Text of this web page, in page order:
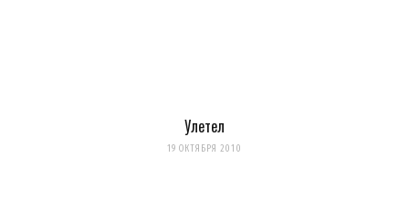
Улетел
19 ОКТЯБРЯ 2010